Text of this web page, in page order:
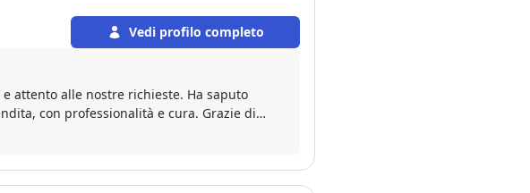
Vedi profilo completo
attento alle nostre richieste. Ha saputo
professionalità e cura. Grazie di